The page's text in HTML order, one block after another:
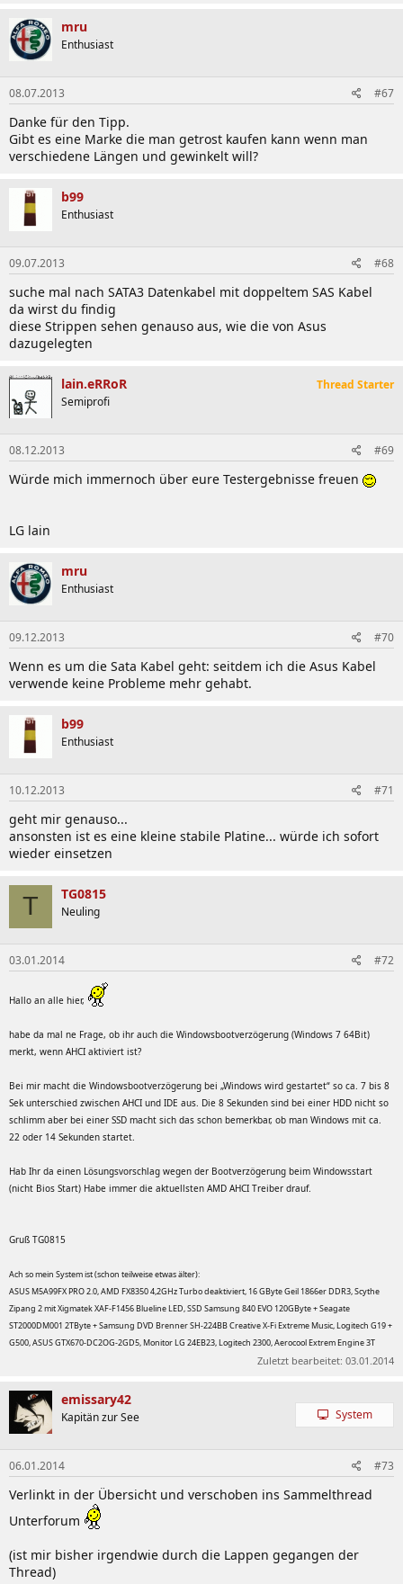
- ASUS Q-Slot
- ASUS Q-DIMM
- ASUS Q-Connector
Lieferumfang
Asus M5A99FX Mainboard
Treiber CD
User Manuel
4 x SATA 6Gb/s Kabel
1 x SLI Bridge
22.05.2012 -0311
29.05.2012 -0403
Improve memory compatibility
27.06.2012 -
Improve memory compatibility
Enhance compatibility with some USB devices
27.07.2012 -0601
Improve system stability
Enhance compatibility with some USB devices
07.08.2012 -
Improve compatibility with Windows 8 OS
Improve system stability
Improve memory compatibility
Improve compatibility with Windows 8 OS
Improve system stability
25.09.2012 -
Improve system stability
22.10.2012 -1006 [REMOVED]
Support new CPUs. AMD FX-43xx / FX-63xx / FX-83xx
(Vishera)
02.11.2012 -1101
Improve system stability
Support new CPUs
13.11.2012 -
Improve system stability
07.12.2012 -1302
Improve system stability
31.01.2013 -
Fixed F8 function is abnormal under fastboot
15.04.2013 -
Fix HDD(1TB up) read error under win XP of IDE mode.
Fixed Power On By RTC function failed.
mru
Enthusiast
08.07.2013 #67
Danke für den Tipp.
Gibt es eine Marke die man getrost kaufen kann wenn man
verschiedene Längen und gewinkelt will?
b99
Enthusiast
09.07.2013 #68
suche mal nach SATA3 Datenkabel mit doppeltem SAS Kabel
da wirst du findig
diese Strippen sehen genauso aus, wie die von Asus
dazugelegten
lain.eRRoR
Semiprofi
Thread Starter
08.12.2013 #69
Würde mich immernoch über eure Testergebnisse freuen
LG lain
mru
Enthusiast
09.12.2013 #70
Wenn es um die Sata Kabel geht: seitdem ich die Asus Kabel
verwende keine Probleme mehr gehabt.
b99
Enthusiast
10.12.2013 #71
geht mir genauso...
ansonsten ist es eine kleine stabile Platine... würde ich sofort
wieder einsetzen
T TG0815
Neuling
03.01.2014 #72
Hallo an alle hier,
habe da mal ne Frage, ob ihr auch die Windowsbootverzögerung (Windows 7 64Bit)
merkt, wenn AHCI aktiviert ist?
Bei mir macht die Windowsbootverzögerung bei „Windows wird gestartet“ so ca. 7 bis 8
Sek unterschied zwischen AHCI und IDE aus. Die 8 Sekunden sind bei einer HDD nicht so
schlimm aber bei einer SSD macht sich das schon bemerkbar, ob man Windows mit ca.
22 oder 14 Sekunden startet.
Hab Ihr da einen Lösungsvorschlag wegen der Bootverzögerung beim Windowsstart
(nicht Bios Start) Habe immer die aktuellsten AMD AHCI Treiber drauf.
Gruß TG0815
Ach so mein System ist (schon teilweise etwas älter):
ASUS M5A99FX PRO 2.0, AMD FX8350 4,2GHz Turbo deaktiviert, 16 GByte Geil 1866er DDR3, Scythe
Zipang 2 mit Xigmatek XAF-F1456 Blueline LED, SSD Samsung 840 EVO 120GByte + Seagate
ST2000DM001 2TByte + Samsung DVD Brenner SH-224BB Creative X-Fi Extreme Music, Logitech G19 +
G500, ASUS GTX670-DC2OG-2GD5, Monitor LG 24EB23, Logitech 2300, Aerocool Extrem Engine 3T
Zuletzt bearbeitet: 03.01.2014
emissary42
Kapitän zur See System
06.01.2014 #73
Verlinkt in der Übersicht und verschoben ins Sammelthread
Unterforum
(ist mir bisher irgendwie durch die Lappen gegangen der
Thread)